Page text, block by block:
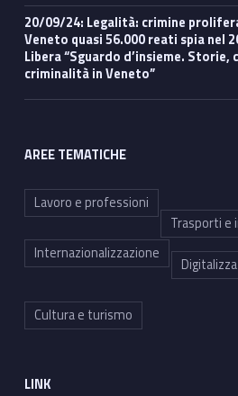
20/09/24: Legalità: crimine proliferato in pandemia, in
Veneto quasi 56.000 reati spia nel
Libera “Sguardo d’insieme. Storie,
criminalità in Veneto”
AREE TEMATICHE
Lavoro e professioni
Trasporti
Internazionalizzazione
Cultura e turismo
LINK